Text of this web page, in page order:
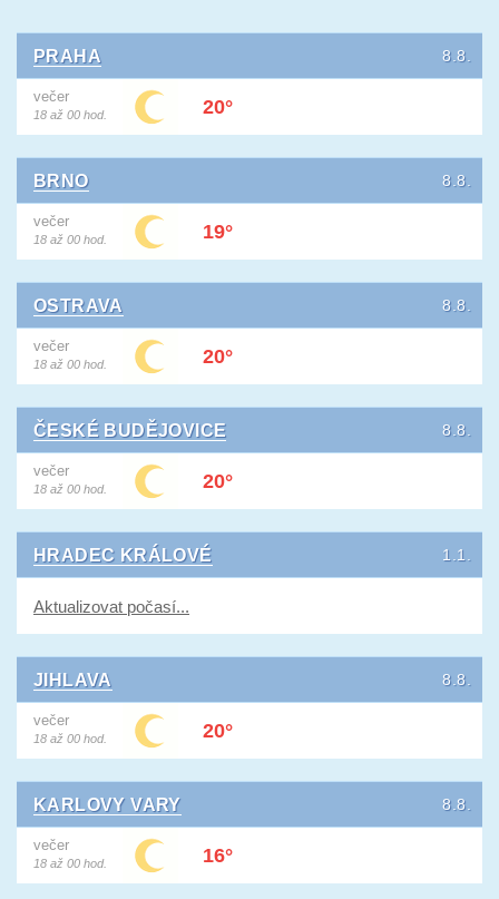
PRAHA 8.8.
večer
18 až 00 hod. 20°
BRNO 8.8.
večer
18 až 00 hod. 19°
OSTRAVA 8.8.
večer
18 až 00 hod. 20°
ČESKÉ BUDĚJOVICE 8.8.
večer
18 až 00 hod. 20°
HRADEC KRÁLOVÉ 1.1.
Aktualizovat počasí...
JIHLAVA 8.8.
večer
18 až 00 hod. 20°
KARLOVY VARY 8.8.
večer
18 až 00 hod. 16°